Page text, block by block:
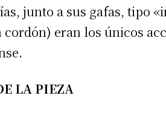
junto a sus gafas, tipo
cordón) eran los únicos
LA PIEZA